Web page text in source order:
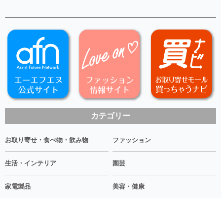
カテゴリー
お取り寄せ・食べ物・飲み物 ファッション
生活・インテリア 園芸
家電製品 美容・健康